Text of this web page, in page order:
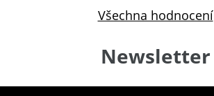
Všechna hodnocení
Newsletter